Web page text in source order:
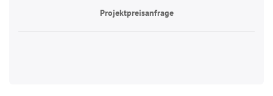
Projektpreisanfrage